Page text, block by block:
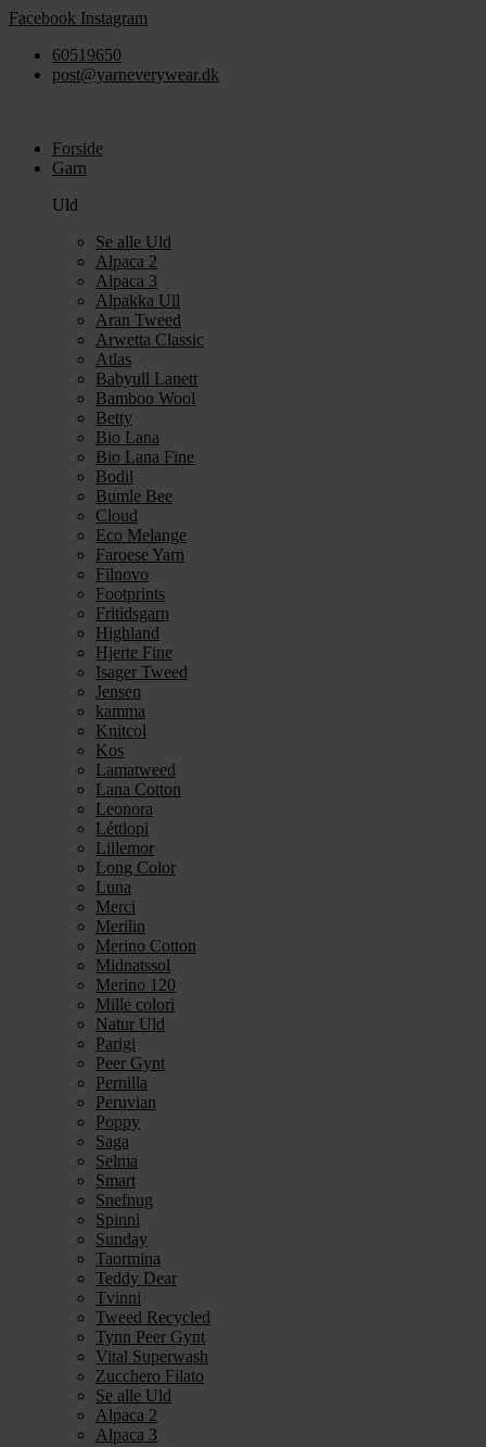
Videre
indhold
Facebook Instagram
60519650
post@yarneverywear.dk
Forside
Garn
Uld
Se alle Uld
Alpaca 2
Alpaca 3
Alpakka Ull
Aran Tweed
Arwetta Classic
Atlas
Babyull Lanett
Bamboo Wool
Betty
Bio Lana
Bio Lana Fine
Bodil
Bumle Bee
Cloud
Eco Melange
Faroese Yarn
Filnovo
Footprints
Fritidsgarn
Highland
Hjerte Fine
Isager Tweed
Jensen
kamma
Knitcol
Kos
Lamatweed
Lana Cotton
Leonora
Léttlopi
Lillemor
Long Color
Luna
Merci
Merilin
Merino Cotton
Midnatssol
Merino 120
Mille colori
Natur Uld
Parigi
Peer Gynt
Pernilla
Peruvian
Poppy
Saga
Selma
Smart
Snefnug
Spinni
Sunday
Taormina
Teddy Dear
Tvinni
Tweed Recycled
Tynn Peer Gynt
Vital Superwash
Zucchero Filato
Se alle Uld
Alpaca 2
Alpaca 3